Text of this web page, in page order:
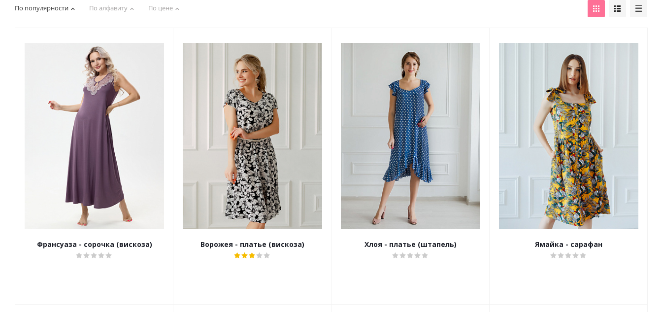
По популярности По алфавиту По цене
Франсуаза - сорочка (вискоза) Ворожея - платье (вискоза) Хлоя - платье (штапель) Ямайка - сарафан